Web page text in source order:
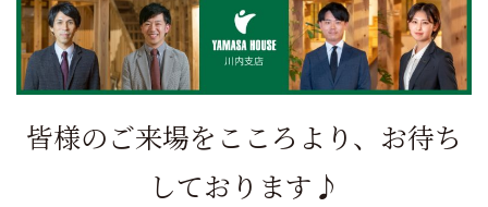
皆様のご来場をこころより、お待ち
しております♪